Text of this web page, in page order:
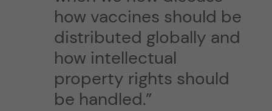
how vaccines should be
distributed globally and
how intellectual
property rights should
be handled.”